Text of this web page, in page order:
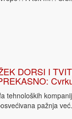
DORSI I
tehnoloških
pažnja